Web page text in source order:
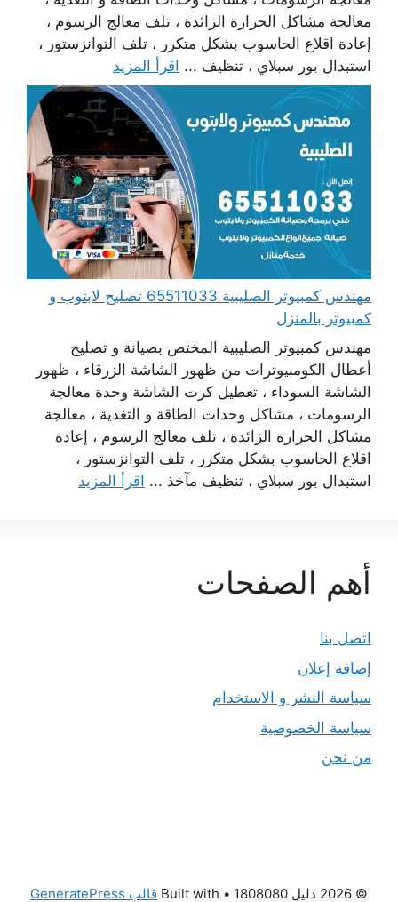
معالجة مشاكل الحرارة الزائدة ، تلف معالج الرسوم ،
إعادة اقلاع الحاسوب بشكل متكرر ، تلف التوانزستور ،
استبدال بور سبلاي ، تنظيف ... اقرأ المزيد
مهندس كمبيوتر الصليبية 65511033 تصليح لابتوب و
كمبيوتر بالمنزل
مهندس كمبيوتر الصليبية المختص بصيانة و تصليح
أعطال الكومبيوترات من ظهور الشاشة الزرقاء ، ظهور
الشاشة السوداء ، تعطيل كرت الشاشة وحدة معالجة
الرسومات ، مشاكل وحدات الطاقة و التغذية ، معالجة
مشاكل الحرارة الزائدة ، تلف معالج الرسوم ، إعادة
اقلاع الحاسوب بشكل متكرر ، تلف التوانزستور ،
استبدال بور سبلاي ، تنظيف مآخذ ... اقرأ المزيد
أهم الصفحات
اتصل بنا
إضافة إعلان
سياسة النشر و الاستخدام
سياسة الخصوصية
من نحن
© 2026 دليل 1808080 • Built with قالب GeneratePress